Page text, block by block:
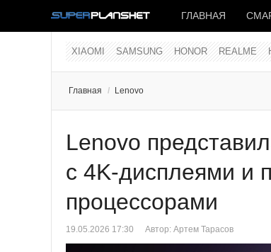
ГЛАВНАЯ
XIAOMI SAMSUNG HONOR REALME
Главная / Lenovo
Lenovo
с 4K-дисплеями и
процессорами
19.05.2026 17:30 Автор: Артем Тарасов